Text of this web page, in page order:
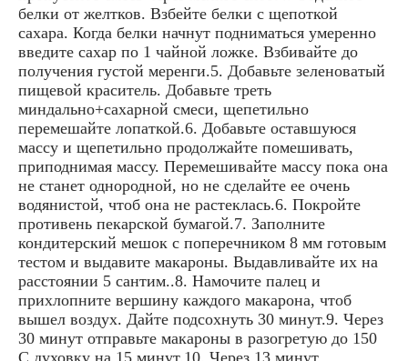
белки от желтков. Взбейте белки с щепоткой
сахара. Когда белки начнут подниматься умеренно
введите сахар по 1 чайной ложке. Взбивайте до
получения густой меренги.5. Добавьте зеленоватый
пищевой краситель. Добавьте треть
миндально+сахарной смеси, щепетильно
перемешайте лопаткой.6. Добавьте оставшуюся
массу и щепетильно продолжайте помешивать,
приподнимая массу. Перемешивайте массу пока она
не станет однородной, но не сделайте ее очень
водянистой, чтоб она не растеклась.6. Покройте
противень пекарской бумагой.7. Заполните
кондитерский мешок с поперечником 8 мм готовым
тестом и выдавите макароны. Выдавливайте их на
расстоянии 5 сантим..8. Намочите палец и
прихлопните вершину каждого макарона, чтоб
вышел воздух. Дайте подсохнуть 30 минут.9. Через
30 минут отправьте макароны в разогретую до 150
С духовку на 15 минут.10. Через 13 минут